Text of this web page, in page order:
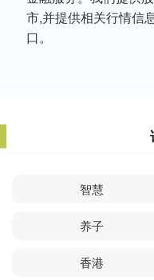
市,并提供相关行情信
口。
智慧
养子
香港